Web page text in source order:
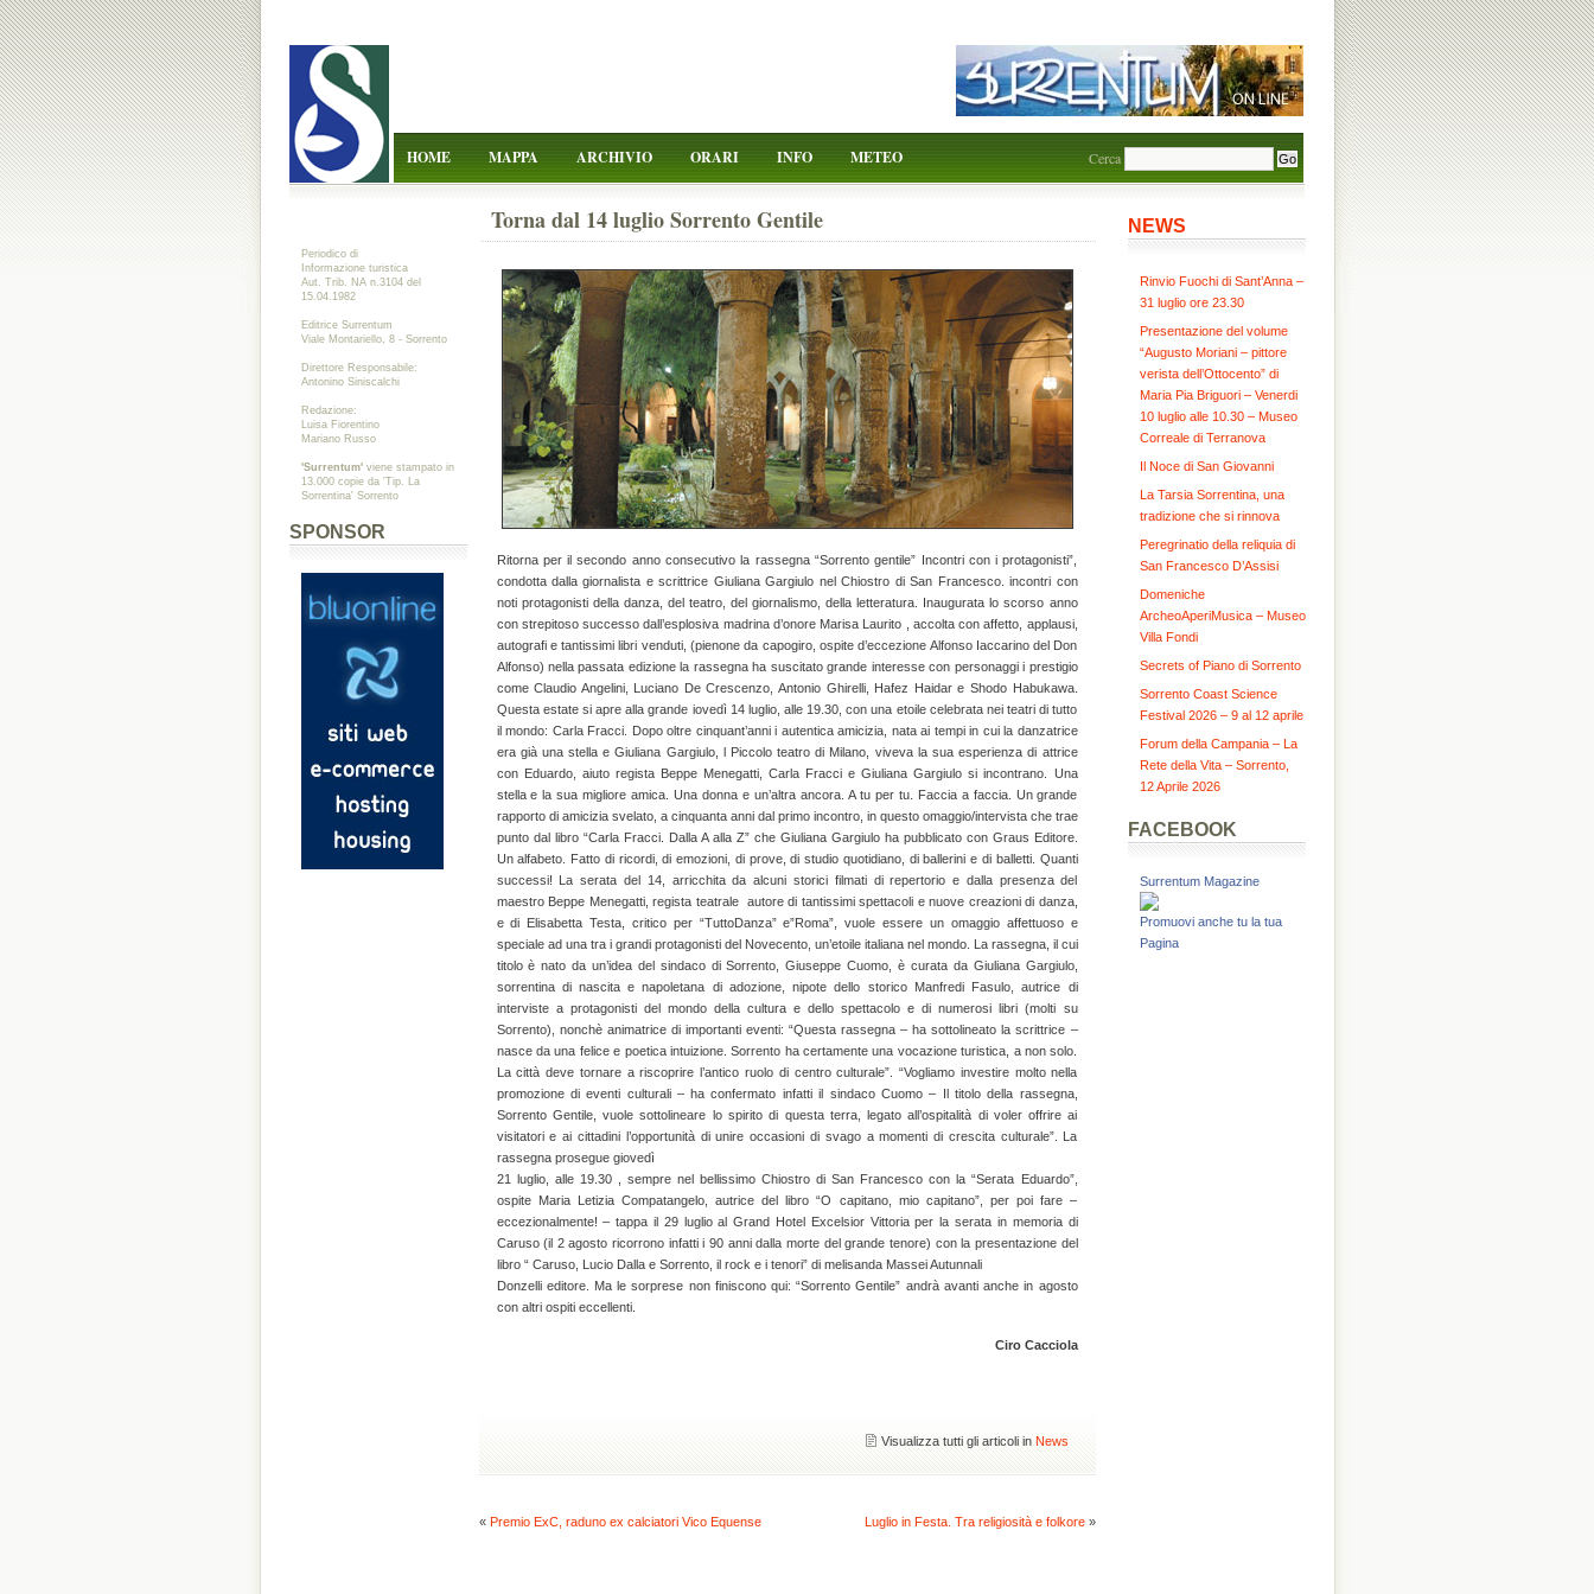
HOME MAPPA ARCHIVIO ORARI INFO METEO Cerca
Periodico di
Informazione turistica
Aut. Trib. NA n.3104 del
15.04.1982
Editrice Surrentum
Viale Montariello, 8 - Sorrento
Direttore Responsabile:
Antonino Siniscalchi
Redazione:
Luisa Fiorentino
Mariano Russo
'Surrentum'viene stampato in
13.000 copie da 'Tip. La
Sorrentina' Sorrento
SPONSOR
Torna dal 14 luglio Sorrento Gentile
Ritorna per il secondo anno consecutivo la rassegna “Sorrento gentile” Incontri con i protagonisti”,
condotta dalla giornalista e scrittrice Giuliana Gargiulo nel Chiostro di San Francesco. incontri con
noti protagonisti della danza, del teatro, del giornalismo, della letteratura. Inaugurata lo scorso anno
con strepitoso successo dall’esplosiva madrina d’onore Marisa Laurito , accolta con affetto, applausi,
autografi e tantissimi libri venduti, (pienone da capogiro, ospite d’eccezione Alfonso Iaccarino del Don
Alfonso) nella passata edizione la rassegna ha suscitato grande interesse con personaggi i prestigio
come Claudio Angelini, Luciano De Crescenzo, Antonio Ghirelli, Hafez Haidar e Shodo Habukawa.
Questa estate si apre alla grande iovedì 14 luglio, alle 19.30, con una etoile celebrata nei teatri di tutto
il mondo: Carla Fracci. Dopo oltre cinquant’anni i autentica amicizia, nata ai tempi in cui la danzatrice
era già una stella e Giuliana Gargiulo, l Piccolo teatro di Milano, viveva la sua esperienza di attrice
con Eduardo, aiuto regista Beppe Menegatti, Carla Fracci e Giuliana Gargiulo si incontrano. Una
stella e la sua migliore amica. Una donna e un’altra ancora. A tu per tu. Faccia a faccia. Un grande
rapporto di amicizia svelato, a cinquanta anni dal primo incontro, in questo omaggio/intervista che trae
punto dal libro “Carla Fracci. Dalla A alla Z” che Giuliana Gargiulo ha pubblicato con Graus Editore.
Un alfabeto. Fatto di ricordi, di emozioni, di prove, di studio quotidiano, di ballerini e di balletti. Quanti
successi! La serata del 14, arricchita da alcuni storici filmati di repertorio e dalla presenza del
maestro Beppe Menegatti, regista teatrale autore di tantissimi spettacoli e nuove creazioni di danza,
e di Elisabetta Testa, critico per “TuttoDanza” e”Roma”, vuole essere un omaggio affettuoso e
speciale ad una tra i grandi protagonisti del Novecento, un’etoile italiana nel mondo. La rassegna, il cui
titolo è nato da un’idea del sindaco di Sorrento, Giuseppe Cuomo, è curata da Giuliana Gargiulo,
sorrentina di nascita e napoletana di adozione, nipote dello storico Manfredi Fasulo, autrice di
interviste a protagonisti del mondo della cultura e dello spettacolo e di numerosi libri (molti su
Sorrento), nonchè animatrice di importanti eventi: “Questa rassegna – ha sottolineato la scrittrice –
nasce da una felice e poetica intuizione. Sorrento ha certamente una vocazione turistica, a non solo.
La città deve tornare a riscoprire l’antico ruolo di centro culturale”. “Vogliamo investire molto nella
promozione di eventi culturali – ha confermato infatti il sindaco Cuomo – Il titolo della rassegna,
Sorrento Gentile, vuole sottolineare lo spirito di questa terra, legato all’ospitalità di voler offrire ai
visitatori e ai cittadini l’opportunità di unire occasioni di svago a momenti di crescita culturale”. La
rassegna prosegue giovedì
21 luglio, alle 19.30 , sempre nel bellissimo Chiostro di San Francesco con la “Serata Eduardo”,
ospite Maria Letizia Compatangelo, autrice del libro “O capitano, mio capitano”, per poi fare –
eccezionalmente! – tappa il 29 luglio al Grand Hotel Excelsior Vittoria per la serata in memoria di
Caruso (il 2 agosto ricorrono infatti i 90 anni dalla morte del grande tenore) con la presentazione del
libro “ Caruso, Lucio Dalla e Sorrento, il rock e i tenori” di melisanda Massei Autunnali
Donzelli editore. Ma le sorprese non finiscono qui: “Sorrento Gentile” andrà avanti anche in agosto
con altri ospiti eccellenti.
Ciro Cacciola
Visualizza tutti gli articoli inNews
« Premio ExC, raduno ex calciatori Vico Equense Luglio in Festa. Tra religiosità e folkore»
NEWS
Rinvio Fuochi di Sant’Anna –
31 luglio ore 23.30
Presentazione del volume
“Augusto Moriani – pittore
verista dell’Ottocento” di
Maria Pia Briguori – Venerdi
10 luglio alle 10.30 – Museo
Correale di Terranova
Il Noce di San Giovanni
La Tarsia Sorrentina, una
tradizione che si rinnova
Peregrinatio della reliquia di
San Francesco D’Assisi
Domeniche
ArcheoAperiMusica – Museo
Villa Fondi
Secrets of Piano di Sorrento
Sorrento Coast Science
Festival 2026 – 9 al 12 aprile
Forum della Campania – La
Rete della Vita – Sorrento,
12 Aprile 2026
FACEBOOK
Surrentum Magazine
Promuovi anche tu la tua
Pagina